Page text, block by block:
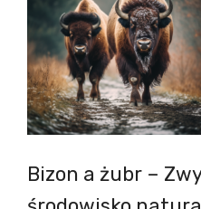
Bizon a żubr –